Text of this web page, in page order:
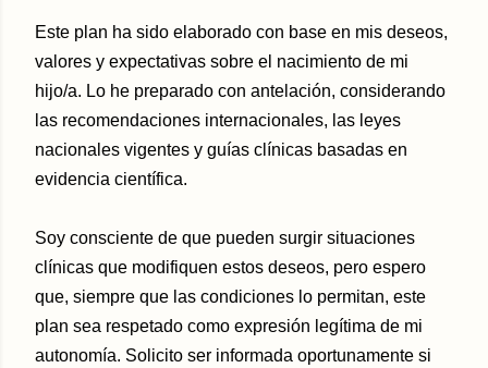
Este plan ha sido elaborado con base en mis deseos,
valores y expectativas sobre el nacimiento de mi
hijo/a. Lo he preparado con antelación, considerando
las recomendaciones internacionales, las leyes
nacionales vigentes y guías clínicas basadas en
evidencia científica.
Soy consciente de que pueden surgir situaciones
clínicas que modifiquen estos deseos, pero espero
que, siempre que las condiciones lo permitan, este
plan sea respetado como expresión legítima de mi
autonomía. Solicito ser informada oportunamente si